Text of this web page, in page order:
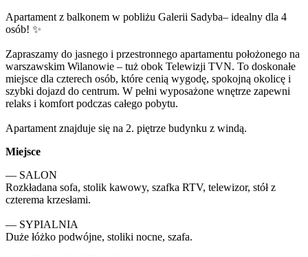
Apartament z balkonem w pobliżu Galerii Sadyba– idealny dla 4
osób! ✨
Zapraszamy do jasnego i przestronnego apartamentu położonego na
warszawskim Wilanowie – tuż obok Telewizji TVN. To doskonałe
miejsce dla czterech osób, które cenią wygodę, spokojną okolicę i
szybki dojazd do centrum. W pełni wyposażone wnętrze zapewni
relaks i komfort podczas całego pobytu.
Apartament znajduje się na 2. piętrze budynku z windą.
Miejsce
— SALON
Rozkładana sofa, stolik kawowy, szafka RTV, telewizor, stół z
czterema krzesłami.
— SYPIALNIA
Duże łóżko podwójne, stoliki nocne, szafa.